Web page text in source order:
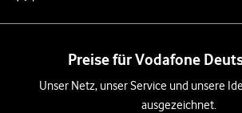
Preise für Vodafone
Unser Netz, unser Service und unsere
ausgezeichnet.